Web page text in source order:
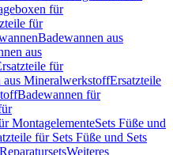
für
für
Badewannen aus
aus
für
aus MineralwerkstoffErsatzteile
Badewannen für
MontagelementeSets Füße und
für Sets Füße und Sets
ReparatursetsWeiteres